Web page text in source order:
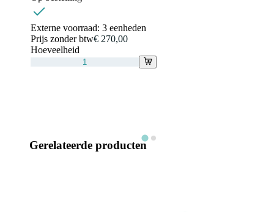
Externe voorraad: 3 eenheden
Prijs zonder btw€ 270,00
Hoeveelheid
Gerelateerde producten